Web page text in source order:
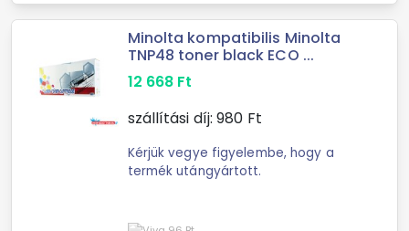
Minolta kompatibilis Minolta
TNP48 toner black ECO ...
12 668 Ft
szállítási díj: 980 Ft
Kérjük vegye figyelembe, hogy a
termék utángyártott.